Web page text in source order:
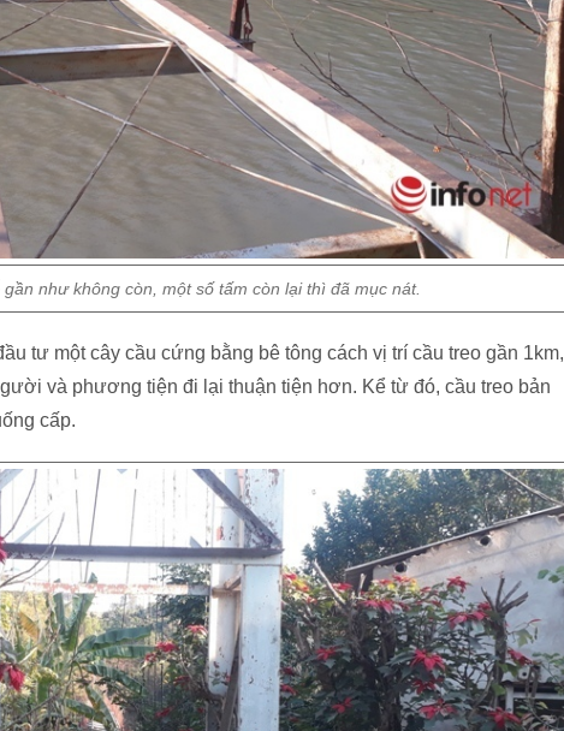
như không còn, một số tấm còn lại thì đã mục nát.
tư một cây cầu cứng bằng bê tông cách vị trí cầu treo gần 1km,
và phương tiện đi lại thuận tiện hơn. Kể từ đó, cầu treo bản
cấp.